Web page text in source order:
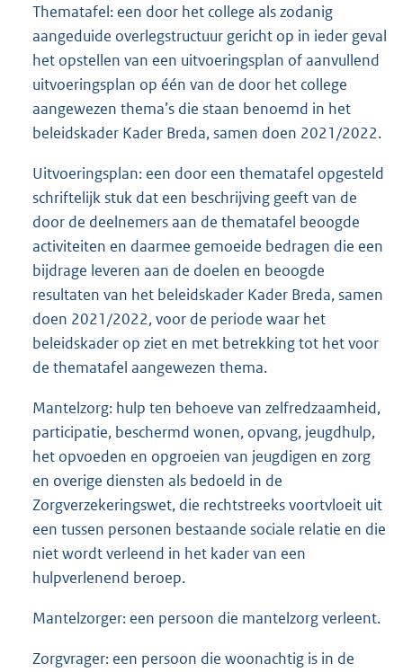
Thematafel: een door het college als zodanig
aangeduide overlegstructuur gericht op in ieder geval
het opstellen van een uitvoeringsplan of aanvullend
uitvoeringsplan op één van de door het college
aangewezen thema’s die staan benoemd in het
beleidskader Kader Breda, samen doen 2021/2022.
Uitvoeringsplan: een door een thematafel opgesteld
schriftelijk stuk dat een beschrijving geeft van de
door de deelnemers aan de thematafel beoogde
activiteiten en daarmee gemoeide bedragen die een
bijdrage leveren aan de doelen en beoogde
resultaten van het beleidskader Kader Breda, samen
doen 2021/2022, voor de periode waar het
beleidskader op ziet en met betrekking tot het voor
de thematafel aangewezen thema.
Mantelzorg: hulp ten behoeve van zelfredzaamheid,
participatie, beschermd wonen, opvang, jeugdhulp,
het opvoeden en opgroeien van jeugdigen en zorg
en overige diensten als bedoeld in de
Zorgverzekeringswet, die rechtstreeks voortvloeit uit
een tussen personen bestaande sociale relatie en die
niet wordt verleend in het kader van een
hulpverlenend beroep.
Mantelzorger: een persoon die mantelzorg verleent.
Zorgvrager: een persoon die woonachtig is in de